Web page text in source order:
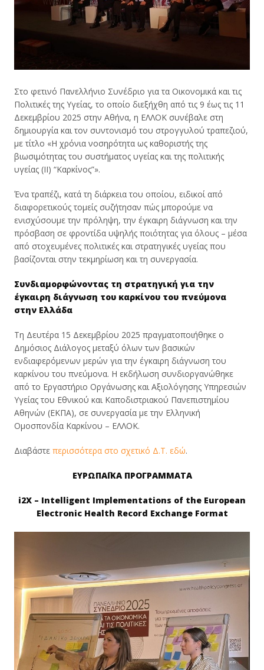
Στο φετινό Πανελλήνιο Συνέδριο για τα Οικονομικά και τις
Πολιτικές της Υγείας, το οποίο διεξήχθη από τις 9 έως τις 11
Δεκεμβρίου 2025 στην Αθήνα, η ΕΛΛΟΚ συνέβαλε στη
δημιουργία και τον συντονισμό του στρογγυλού τραπεζιού,
με τίτλο «Η χρόνια νοσηρότητα ως καθοριστής της
βιωσιμότητας του συστήματος υγείας και της πολιτικής
υγείας (ΙΙ) “Καρκίνος”».
Ένα τραπέζι, κατά τη διάρκεια του οποίου, ειδικοί από
διαφορετικούς τομείς συζήτησαν πώς μπορούμε να
ενισχύσουμε την πρόληψη, την έγκαιρη διάγνωση και την
πρόσβαση σε φροντίδα υψηλής ποιότητας για όλους – μέσα
από στοχευμένες πολιτικές και στρατηγικές υγείας που
βασίζονται στην τεκμηρίωση και τη συνεργασία.
Συνδιαμορφώνοντας τη στρατηγική για την
έγκαιρη διάγνωση του καρκίνου του πνεύμονα
στην Ελλάδα
Τη Δευτέρα 15 Δεκεμβρίου 2025 πραγματοποιήθηκε ο
Δημόσιος Διάλογος μεταξύ όλων των βασικών
ενδιαφερόμενων μερών για την έγκαιρη διάγνωση του
καρκίνου του πνεύμονα. Η εκδήλωση συνδιοργανώθηκε
από το Εργαστήριο Οργάνωσης και Αξιολόγησης Υπηρεσιών
Υγείας του Εθνικού και Καποδιστριακού Πανεπιστημίου
Αθηνών (ΕΚΠΑ), σε συνεργασία με την Ελληνική
Ομοσπονδία Καρκίνου – ΕΛΛΟΚ.
Διαβάστε περισσότερα στο σχετικό Δ.Τ. εδώ.
ΕΥΡΩΠΑΪΚΑ ΠΡΟΓΡΑΜΜΑΤΑ
i2X – Intelligent Implementations of the European
Electronic Health Record Exchange Format